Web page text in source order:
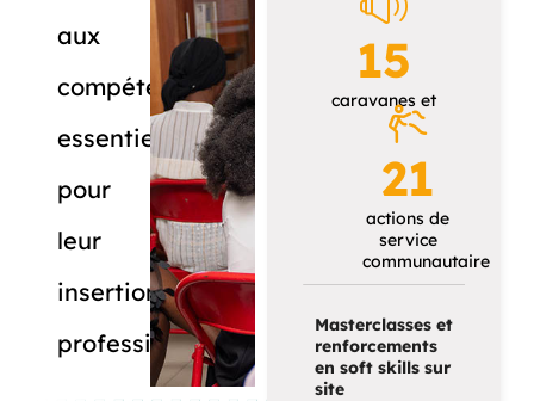
aux
compétences
essentielles
pour
leur
insertion
professionnelle.
15
caravanes et
21
actions de
service
communautaire
Masterclasses et
renforcements
en soft skills sur
site